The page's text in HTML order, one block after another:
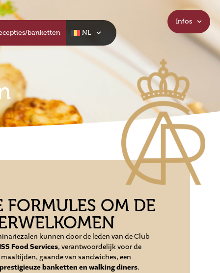
banketten NL
Infos
FORMULES OM DE
kunnen door de leden van de Club
Food Services, verantwoordelijk voor de
gaande van sandwiches, een
prestigieuze banketten en walking diners.